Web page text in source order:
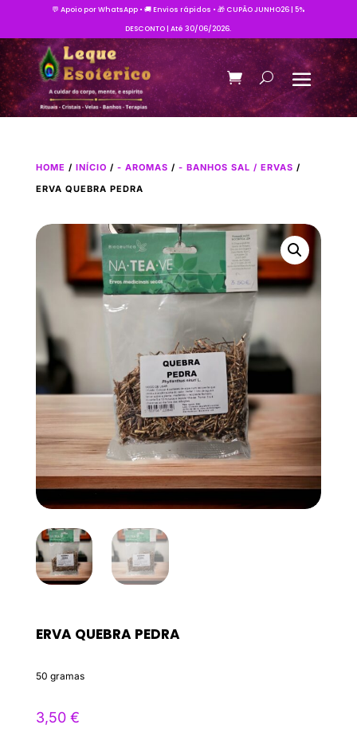
💬 Apoio por WhatsApp • 🚚 Envios rápidos • 🎁 CUPÃO JUNHO26 | 5%
DESCONTO | Até 30/06/2026.
HOME / INÍCIO / - AROMAS / - BANHOS SAL / ERVAS /
ERVA QUEBRA PEDRA
ERVA QUEBRA PEDRA
50 gramas
3,50 €